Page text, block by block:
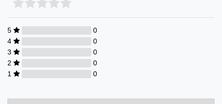
5
0
4
0
3
0
2
0
1
0